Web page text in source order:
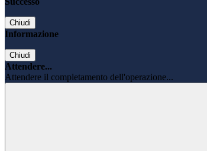
Chiudi
Informazione
Chiudi
Attendere...
Attendere il completamento dell'operazione...